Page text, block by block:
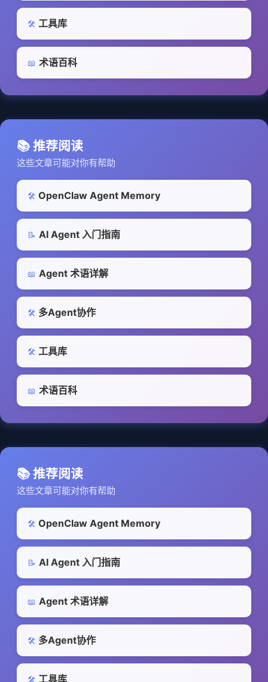
🛠️ 工具库
📖 术语百科
📚 推荐阅读
这些文章可能对你有帮助
🛠️ OpenClaw Agent Memory
📝 AI Agent 入门指南
📖 Agent 术语详解
🛠️ 多Agent协作
🛠️ 工具库
📖 术语百科
📚 推荐阅读
这些文章可能对你有帮助
🛠️ OpenClaw Agent Memory
📝 AI Agent 入门指南
📖 Agent 术语详解
🛠️ 多Agent协作
🛠️ 工具库